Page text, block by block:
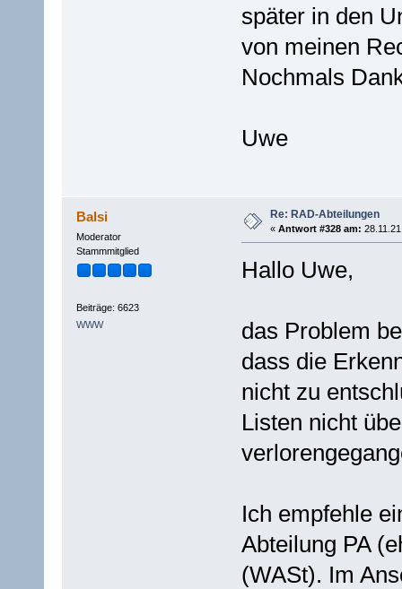
später in den
von meinen
Nochmals
Uwe
Balsi
Moderator
Stammmitglied
Beiträge: 6623
WWW
Re: RAD-Abteilungen
« Antwort #328 am:
Hallo Uwe,
das Problem
dass die
nicht zu
Listen nicht
Ich empfehle
Abteilung PA
(WASt). Im